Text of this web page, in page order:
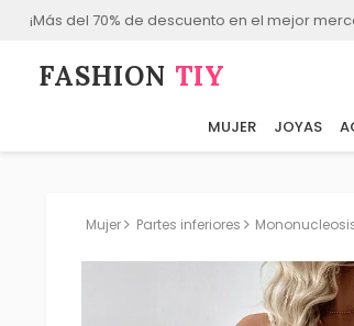
¡Más del 70% de descuento en el mejor
FASHION⁠ TIY
MUJER JOYAS
Mujer Partes inferiores